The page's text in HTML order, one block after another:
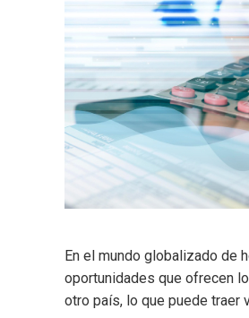
En el mundo globalizado de
oportunidades que ofrecen
otro país, lo que puede traer